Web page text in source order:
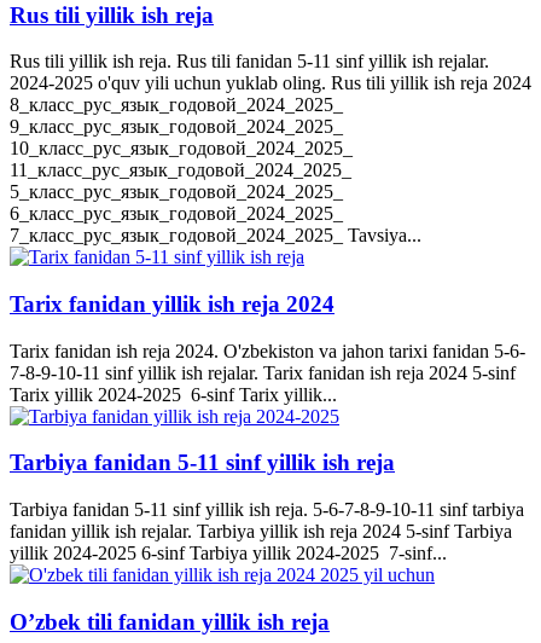
Rus tili yillik ish reja
Rus tili yillik ish reja. Rus tili fanidan 5-11 sinf yillik ish rejalar.
2024-2025 o'quv yili uchun yuklab oling. Rus tili yillik ish reja 2024
8_класс_рус_язык_годовой_2024_2025_
9_класс_рус_язык_годовой_2024_2025_
10_класс_рус_язык_годовой_2024_2025_
11_класс_рус_язык_годовой_2024_2025_
5_класс_рус_язык_годовой_2024_2025_
6_класс_рус_язык_годовой_2024_2025_
7_класс_рус_язык_годовой_2024_2025_ Tavsiya...
Tarix fanidan yillik ish reja 2024
Tarix fanidan ish reja 2024. O'zbekiston va jahon tarixi fanidan 5-6-
7-8-9-10-11 sinf yillik ish rejalar. Tarix fanidan ish reja 2024 5-sinf
Tarix yillik 2024-2025 6-sinf Tarix yillik...
Tarbiya fanidan 5-11 sinf yillik ish reja
Tarbiya fanidan 5-11 sinf yillik ish reja. 5-6-7-8-9-10-11 sinf tarbiya
fanidan yillik ish rejalar. Tarbiya yillik ish reja 2024 5-sinf Tarbiya
yillik 2024-2025 6-sinf Tarbiya yillik 2024-2025 7-sinf...
O’zbek tili fanidan yillik ish reja